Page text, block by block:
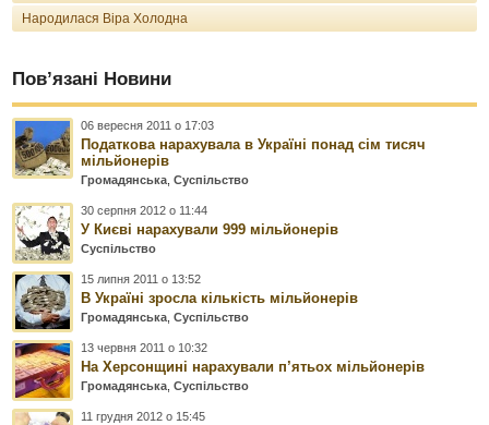
Народилася Віра Холодна
Пов’язані Новини
06 вересня 2011 о 17:03
Податкова нарахувала в Україні понад сім тисяч
мільйонерів
Громадянська ,Суспільство
30 серпня 2012 о 11:44
У Києві нарахували 999 мільйонерів
Суспільство
15 липня 2011 о 13:52
В Україні зросла кількість мільйонерів
Громадянська ,Суспільство
13 червня 2011 о 10:32
На Херсонщині нарахували п’ятьох мільйонерів
Громадянська ,Суспільство
11 грудня 2012 о 15:45